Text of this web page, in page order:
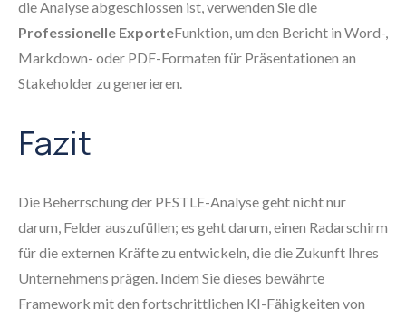
die Analyse abgeschlossen ist, verwenden Sie die
Professionelle ExporteFunktion, um den Bericht in Word-,
Markdown- oder PDF-Formaten für Präsentationen an
Stakeholder zu generieren.
Fazit
Die Beherrschung der PESTLE-Analyse geht nicht nur
darum, Felder auszufüllen; es geht darum, einen Radarschirm
für die externen Kräfte zu entwickeln, die die Zukunft Ihres
Unternehmens prägen. Indem Sie dieses bewährte
Framework mit den fortschrittlichen KI-Fähigkeiten von